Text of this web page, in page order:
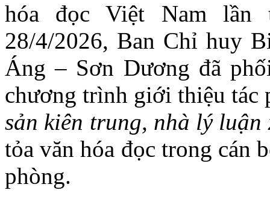
hóa đọc Việt Nam lần
28/4/2026, Ban Chỉ huy
Áng – Sơn Dương đã
chương trình giới thiệu tác
sản kiên trung, nhà lý luận
tỏa văn hóa đọc trong cán
phòng.